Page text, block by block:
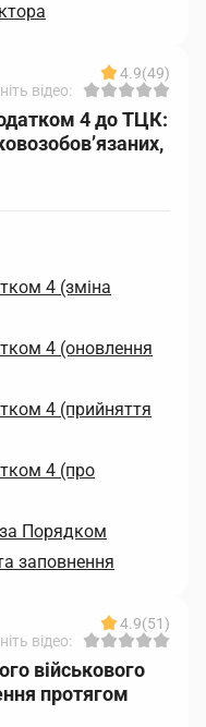
4.9(49)
відео:
4 до ТЦК:
4 (зміна
4 (оновлення
4 (прийняття
4 (про
Порядком
заповнення
4.9(51)
відео:
військового
протягом